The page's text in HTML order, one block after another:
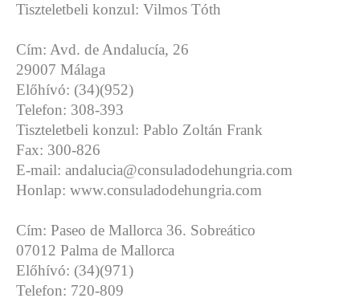
Tiszteletbeli konzul: Vilmos Tóth
Cím: Avd. de Andalucía, 26
29007 Málaga
Előhívó: (34)(952)
Telefon: 308-393
Tiszteletbeli konzul: Pablo Zoltán Frank
Fax: 300-826
E-mail: andalucia@consuladodehungria.com
Honlap: www.consuladodehungria.com
Cím: Paseo de Mallorca 36. Sobreático
07012 Palma de Mallorca
Előhívó: (34)(971)
Telefon: 720-809